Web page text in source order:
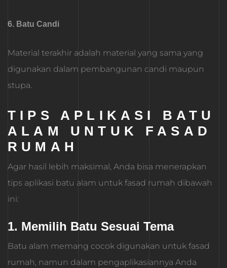
6. Batu Candi
Material terakhir adalah material yang sama yang
digunakan dalam pembangunan candi maupun
stupa.
TIPS APLIKASI BATU
ALAM UNTUK FASAD
RUMAH
Agar hasil lebih maksimal, Anda bisa menerapkan
tips aplikasi batu alam untuk fasad rumah dibawah
ini:
1. Memilih Batu Sesuai Tema
Batu alam memang cocok digunakan untuk fasad
rumah, namun dalam pengaplikasiannya Anda